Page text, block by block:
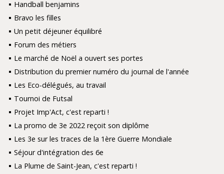
Handball benjamins
Bravo les filles
Un petit déjeuner équilibré
Forum des métiers
Le marché de Noël a ouvert ses portes
Distribution du premier numéro du journal de l'année
Les Eco-délégués, au travail
Tournoi de Futsal
Projet Imp'Act, c'est reparti !
La promo de 3e 2022 reçoit son diplôme
Les 3e sur les traces de la 1ère Guerre Mondiale
Séjour d'intégration des 6e
La Plume de Saint-Jean, c'est reparti !